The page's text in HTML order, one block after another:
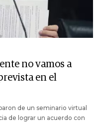
no vamos a
en el
de un seminario virtual
de lograr un acuerdo con